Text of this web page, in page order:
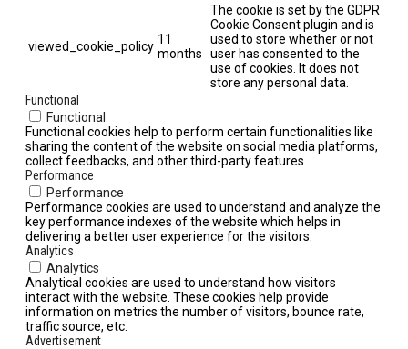
viewed_cookie_policy 11
months
The cookie is set by the GDPR
Cookie Consent plugin and is
used to store whether or not
user has consented to the
use of cookies. It does not
store any personal data.
Functional
Functional
Functional cookies help to perform certain functionalities like
sharing the content of the website on social media platforms,
collect feedbacks, and other third-party features.
Performance
Performance
Performance cookies are used to understand and analyze the
key performance indexes of the website which helps in
delivering a better user experience for the visitors.
Analytics
Analytics
Analytical cookies are used to understand how visitors
interact with the website. These cookies help provide
information on metrics the number of visitors, bounce rate,
traffic source, etc.
Advertisement